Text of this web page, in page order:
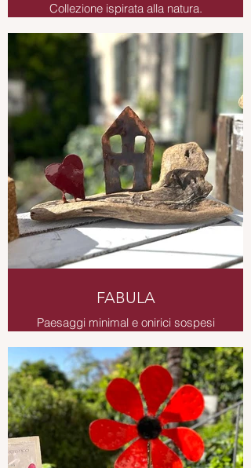
Collezione ispirata alla natura.
Decorazione da giardino in rame
brunito.
FABULA
Paesaggi minimal e onirici sospesi
tra realtà e fantasia
Scultura da tavolo in rame brunito,
cuore smaltato, supporto in legno di
bosco.